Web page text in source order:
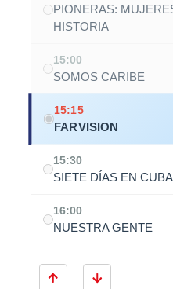
PIONERAS:
HISTORIA
15:00
SOMOS CARIBE
15:15
FARVISION
15:30
SIETE DÍAS EN CUBA
16:00
NUESTRA GENTE